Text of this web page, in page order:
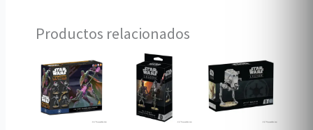
Productos relacionados